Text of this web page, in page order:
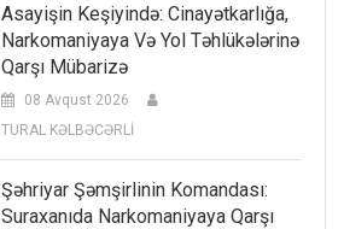
Asayişin Keşiyində: Cinayətkarlığa,
Narkomaniyaya Və Yol Təhlükələrinə
Qarşı Mübarizə
08 Avqust 2026
TURAL KƏLBƏCƏRLİ
Şəhriyar Şəmşirlinin Komandası:
Suraxanıda Narkomaniyaya Qarşı